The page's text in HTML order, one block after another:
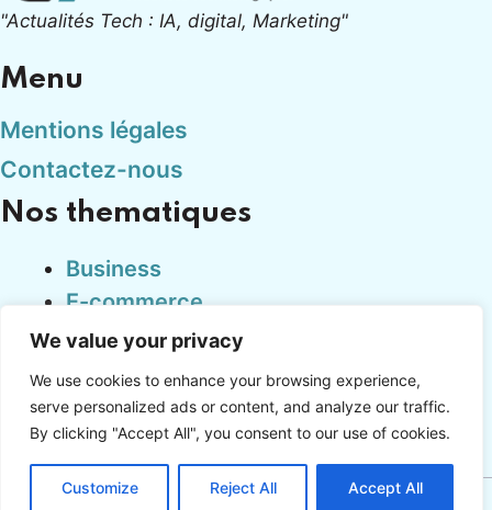
We value your privacy
We use cookies to enhance your browsing experience,
serve personalized ads or content, and analyze our traffic.
By clicking "Accept All", you consent to our use of cookies.
Customize Reject All Accept All
"Actualités Tech : IA, digital, Marketing"
Menu
Mentions légales
Contactez-nous
Nos thematiques
Business
E-commerce
Finance
Marketing
Tech